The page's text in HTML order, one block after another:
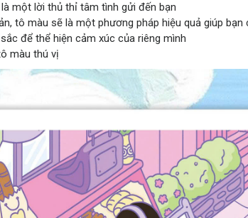
một lời thủ thỉ tâm tình gửi đến bạn
tô màu sẽ là một phương pháp hiệu quả giúp
để thể hiện cảm xúc của riêng mình
màu thú vị